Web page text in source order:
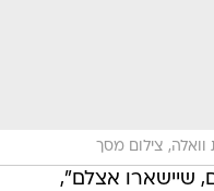
צילום מסך
שיישארו אצלם",